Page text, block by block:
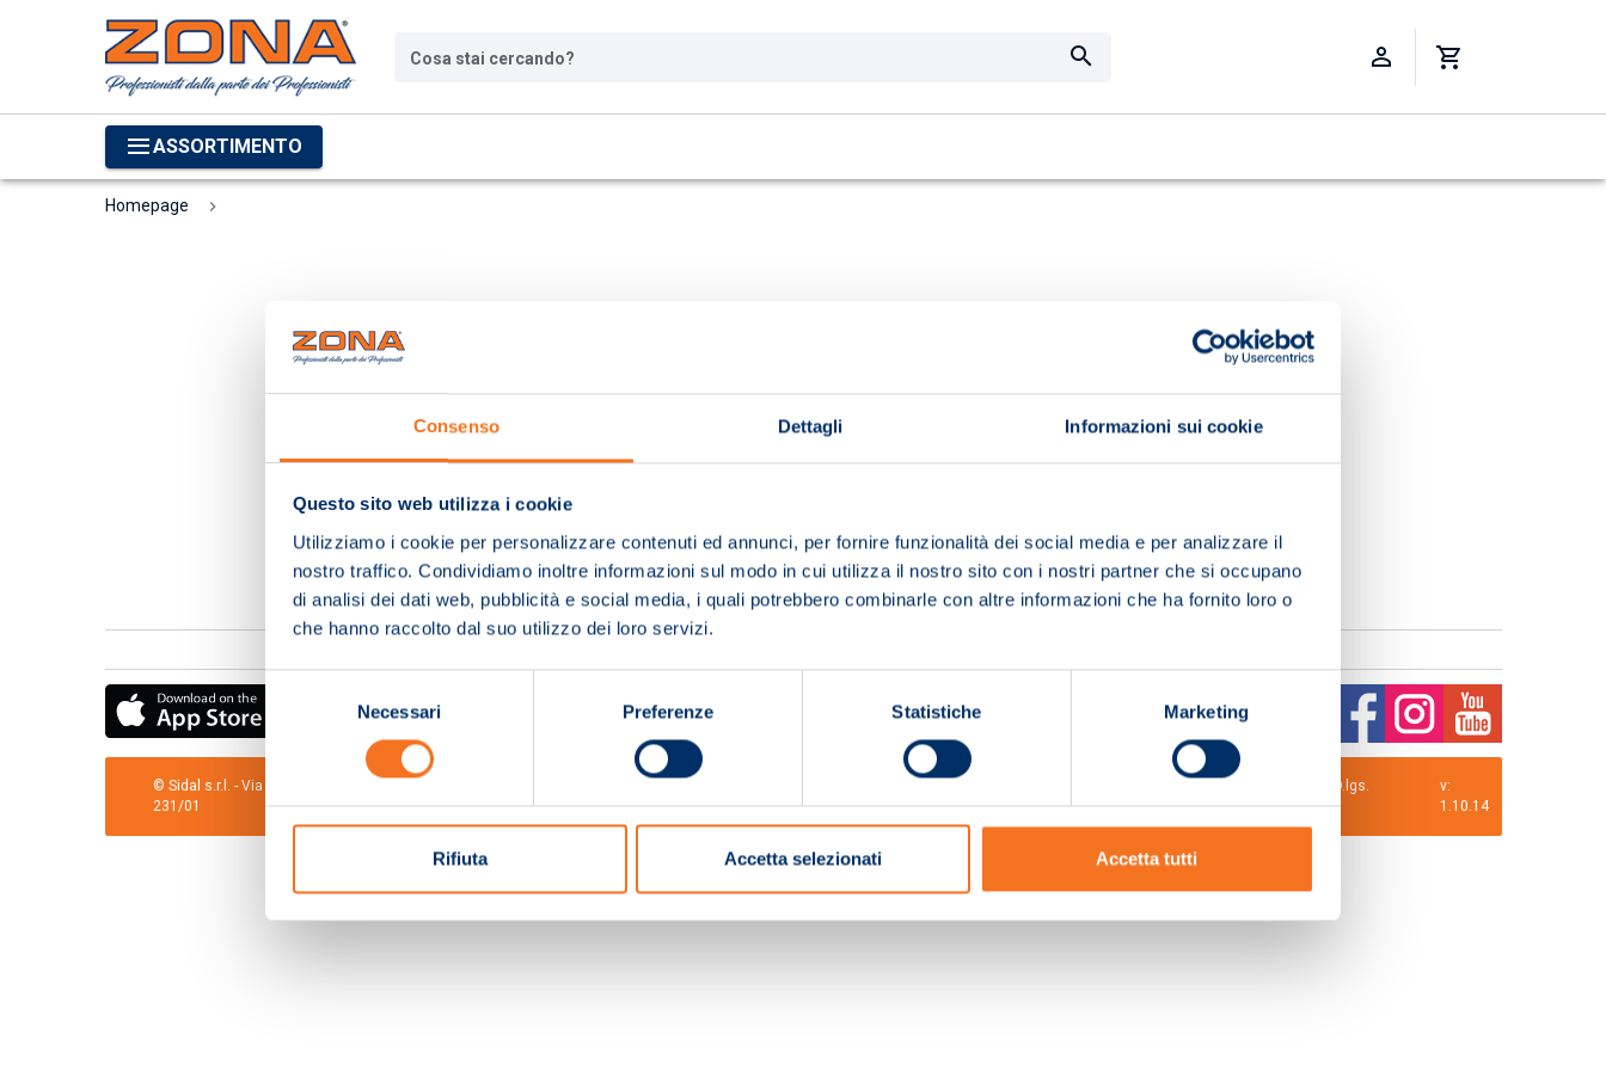
Consenso Dettagli Informazioni sui cookie
Questo sito web utilizza i cookie
Utilizziamo i cookie per personalizzare contenuti ed annunci, per fornire funzionalità dei social media e per analizzare il
nostro traffico. Condividiamo inoltre informazioni sul modo in cui utilizza il nostro sito con i nostri partner che si occupano
di analisi dei dati web, pubblicità e social media, i quali potrebbero combinarle con altre informazioni che ha fornito loro o
che hanno raccolto dal suo utilizzo dei loro servizi.
Selezione
consenso
Necessari Preferenze Statistiche Marketing
Rifiuta Accetta selezionati Accetta tutti
Cosa stai cercando?
ASSORTIMENTO
Homepage
© Sidal s.r.l. - Via S.Agostino,50, 51100 Pistoia - Cod.Fisc. e Registro Imprese Pistoia 01680210505 – R.E.A. n.155974 - Cap.Soc. € 2.000.000,00 i.v. La Società adotta il Codice Etico D.lgs.
231/01
v:
1.10.14